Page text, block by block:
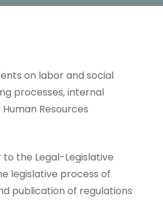
on labor and social
processes, internal
Resources
to the Legal-Legislative
legislative process of
publication of regulations